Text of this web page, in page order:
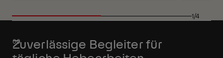
1/4
Zuverlässige Begleiter für